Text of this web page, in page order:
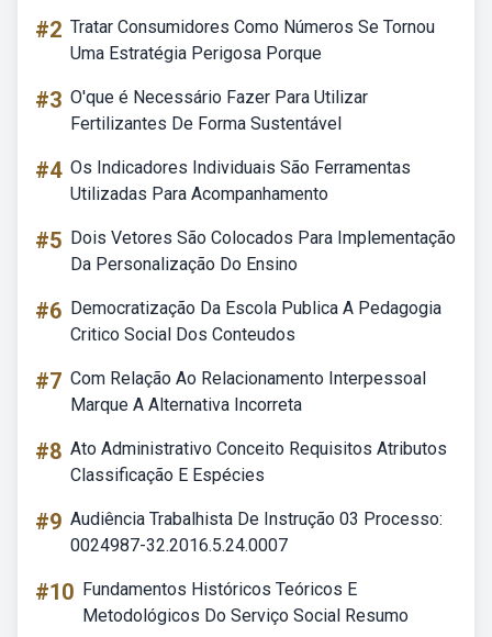
#2 Tratar Consumidores Como Números Se Tornou
Uma Estratégia Perigosa Porque
#3 O'que é Necessário Fazer Para Utilizar
Fertilizantes De Forma Sustentável
#4 Os Indicadores Individuais São Ferramentas
Utilizadas Para Acompanhamento
#5 Dois Vetores São Colocados Para Implementação
Da Personalização Do Ensino
#6 Democratização Da Escola Publica A Pedagogia
Critico Social Dos Conteudos
#7 Com Relação Ao Relacionamento Interpessoal
Marque A Alternativa Incorreta
#8 Ato Administrativo Conceito Requisitos Atributos
Classificação E Espécies
#9 Audiência Trabalhista De Instrução 03 Processo:
0024987-32.2016.5.24.0007
#10 Fundamentos Históricos Teóricos E
Metodológicos Do Serviço Social Resumo